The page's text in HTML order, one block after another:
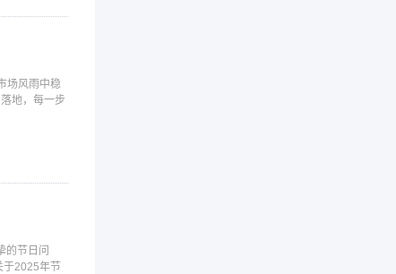
场风雨中稳
地，每一步
的节日问
于2025年节